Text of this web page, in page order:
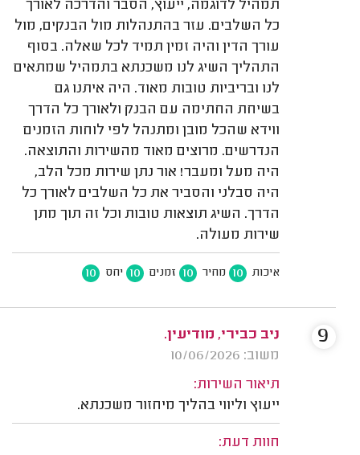
תמהיל לדוגמה, ייעוץ, הסבר והדרכה לאורך
כל השלבים. עזר בהתנהלות מול הבנקים, מול
עורך הדין והיה זמין תמיד לכל שאלה. בסוף
התהליך השיג לנו משכנתא בתמהיל שמתאים
לנו ובריביות טובות מאוד. היה איתנו גם
בשיחת החתימה עם הבנק ולאורך כל הדרך
ווידא שהכל מובן ומתנהל לפי לוחות הזמנים
הנדרשים. מרוצים מאוד מהשירות והתוצאה.
היה מעל ומעבר! אור נתן שירות מכל הלב,
היה סבלני והסביר את כל השלבים לאורך כל
הדרך. השיג תוצאות טובות וכל זה תוך מתן
שירות מעולה.
איכות 10 מחיר 10 זמנים 10 יחס 10
ניב כבירי, מודיעין.
משוב: 10/06/2026
תיאור השירות:
ייעוץ וליווי בהליך מיחזור משכנתא.
חוות דעת:
9